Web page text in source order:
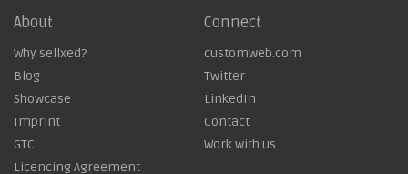
About
Why sellxed?
Blog
Showcase
Imprint
GTC
Licencing Agreement
Connect
customweb.com
Twitter
LinkedIn
Contact
Work with us